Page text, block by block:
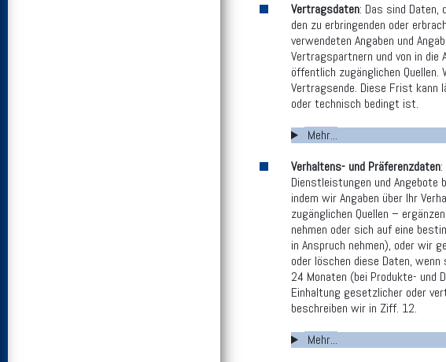
Vertragsdaten: Das sind Daten,
den zu erbringenden oder
verwendeten Angaben und
Vertragspartnern und von in die
öffentlich zugänglichen
Vertragsende. Diese Frist kann
oder technisch bedingt ist.
Mehr...
Verhaltens- und Präferenzdaten
Dienstleistungen und Angebote
indem wir Angaben über Ihr
zugänglichen Quellen –
nehmen oder sich auf eine
in Anspruch nehmen), oder wir
oder löschen diese Daten,
24 Monaten (bei Produkte- und
Einhaltung gesetzlicher oder
beschreiben wir in Ziff. 12.
Mehr...